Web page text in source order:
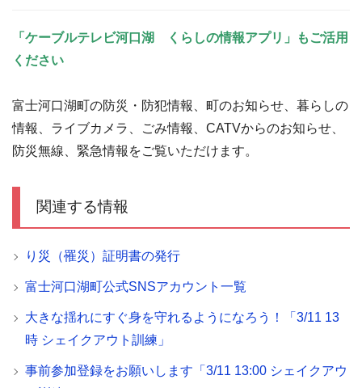
「ケーブルテレビ河口湖 くらしの情報アプリ」もご活用
ください
富士河口湖町の防災・防犯情報、町のお知らせ、暮らしの
情報、ライブカメラ、ごみ情報、CATVからのお知らせ、
防災無線、緊急情報をご覧いただけます。
関連する情報
り災（罹災）証明書の発行
富士河口湖町公式SNSアカウント一覧
大きな揺れにすぐ身を守れるようになろう！「3/11 13
時 シェイクアウト訓練」
事前参加登録をお願いします「3/11 13:00 シェイクアウ